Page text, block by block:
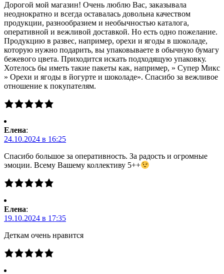
Дорогой мой магазин! Очень люблю Вас, заказывала
неоднократно и всегда оставалась довольна качеством
продукции, разнообразием и необычностью каталога,
оперативной и вежливой доставкой. Но есть одно пожелание.
Продукцию в развес, например, орехи и ягоды в шоколаде,
которую нужно подарить, вы упаковываете в обычную бумагу
бежевого цвета. Приходится искать подходящую упаковку.
Хотелось бы иметь такие пакеты как, например, » Супер Микс
» Орехи и ягоды в йогурте и шоколаде». Спасибо за вежливое
отношение к покупателям.
Елена:
24.10.2024 в 16:25
Спасибо большое за оперативность. За радость и огромные
эмоции. Всему Вашему коллективу 5++
Елена:
19.10.2024 в 17:35
Деткам очень нравится